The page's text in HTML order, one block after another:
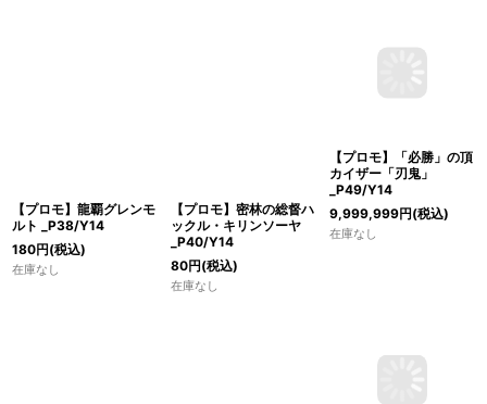
【プロモ】龍覇グレンモ
ルト _P38/Y14
180円(税込)
在庫なし
【プロモ】密林の総督ハ
ックル・キリンソーヤ
_P40/Y14
80円(税込)
在庫なし
【プロモ】「必勝」の頂
カイザー「刃鬼」
_P49/Y14